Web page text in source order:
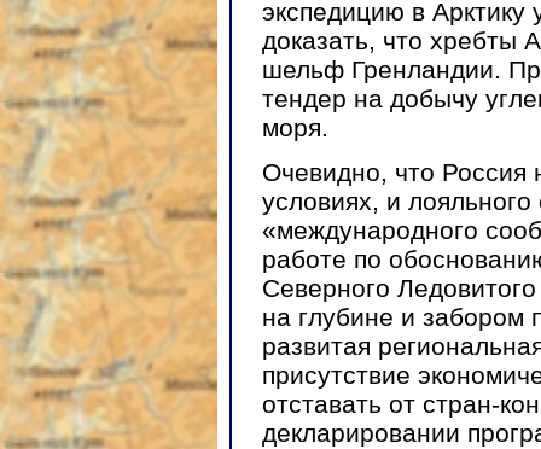
экспедицию в
доказать, что хребты
шельф Гренландии.
тендер на добычу
моря.
Очевидно, что Россия
условиях, и
«международного
работе по
Северного
на глубине и забором
развитая
присутствие
отставать от стран-
декларировании